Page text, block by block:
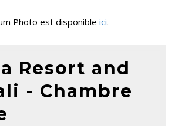
Photo est disponible ici.
Resort and
- Chambre